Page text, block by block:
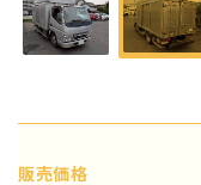
販売価格